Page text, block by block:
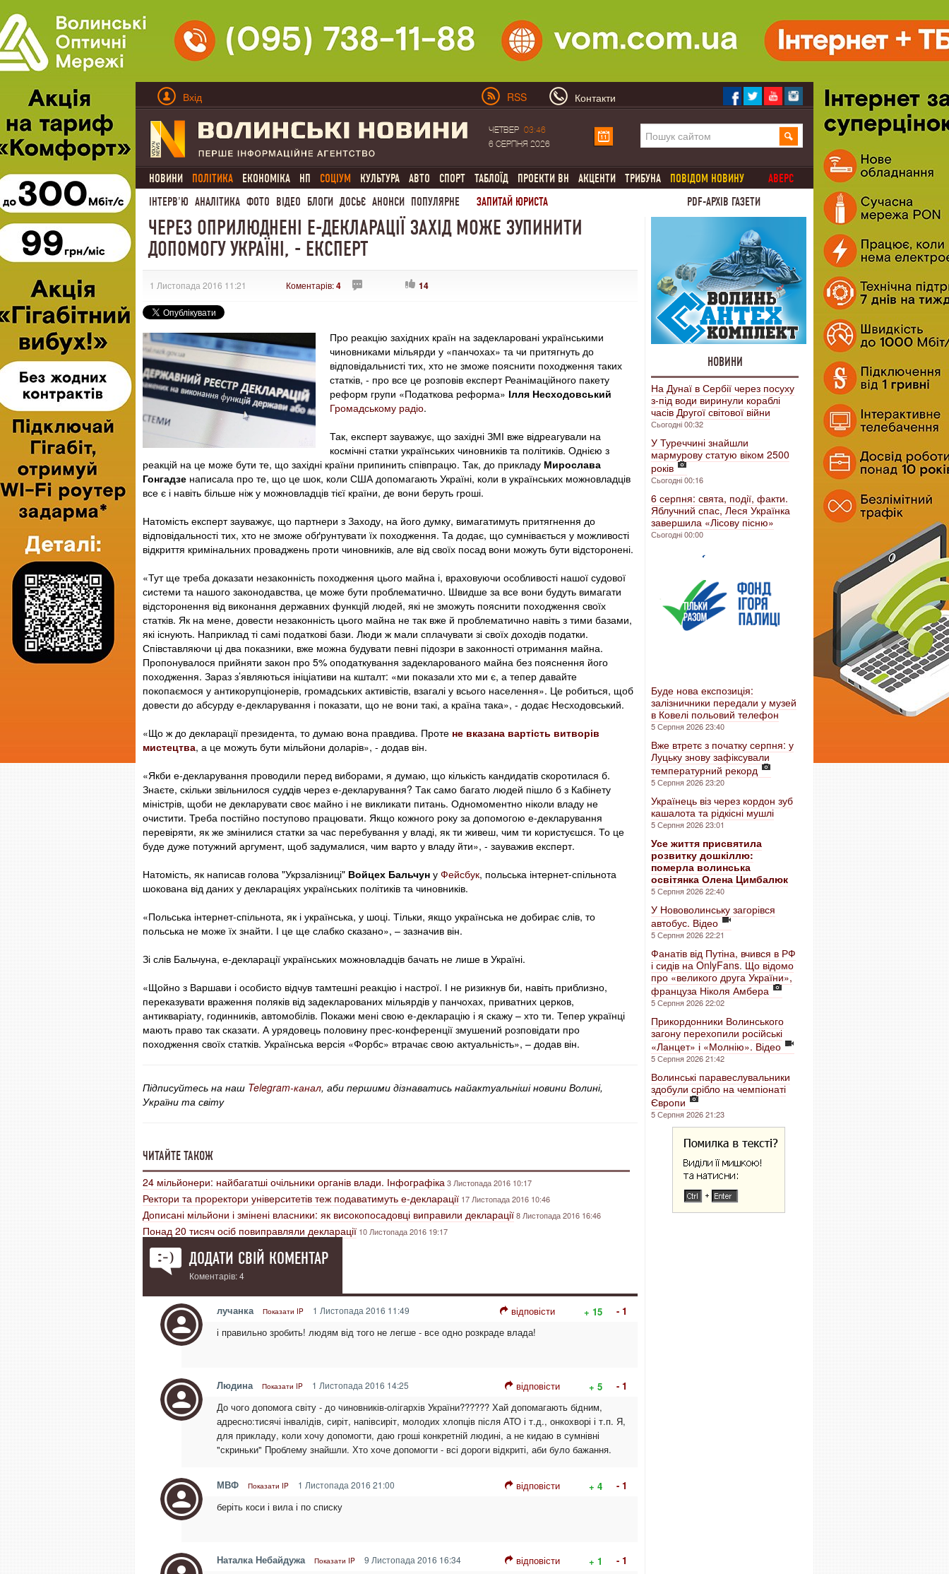
Вхід RSS Контакти
ЧЕТВЕР
03:46
6 СЕРПНЯ 2026
НОВИНИ ПОЛІТИКА ЕКОНОМІКА НП СОЦІУМ КУЛЬТУРА АВТО СПОРТ ТАБЛОЇД ПРОЕКТИ ВН АКЦЕНТИ ТРИБУНА ПОВІДОМ НОВИНУ
АВЕРС
ІНТЕРВ'Ю АНАЛІТИКА ФОТО ВІДЕО БЛОГИ ДОСЬЄ АНОНСИ ПОПУЛЯРНЕ ЗАПИТАЙ ЮРИСТА PDF-АРХІВ ГАЗЕТИ
ЧЕРЕЗ ОПРИЛЮДНЕНІ Е-ДЕКЛАРАЦІЇ ЗАХІД МОЖЕ ЗУПИНИТИ
ДОПОМОГУ УКРАЇНІ, - ЕКСПЕРТ
1 Листопада 2016 11:21 Коментарів:4 14
Про реакцію західних країн на задекларовані українськими
чиновниками мільярди у «панчохах» та чи притягнуть до
відповідальнисті тих, хто не зможе пояснити походження таких
статків, - про все це розповів експерт Реанімаційного пакету
реформ групи «Податкова реформа» Ілля Несходовський
Громадському радіо.
Так, експерт зауважує, що західні ЗМІ вже відреагували на
космічні статки українських чиновників та політиків. Однією з
реакцій на це може бути те, що західні країни припинить співпрацю. Так, до прикладу Мирослава
Гонгадзе написала про те, що це шок, коли США допомагають Україні, коли в українських можновладців
все є і навіть більше ніж у можновладців тієї країни, де вони беруть гроші.
Натомість експерт зауважує, що партнери з Заходу, на його думку, вимагатимуть притягнення до
відповідальності тих, хто не зможе обґрунтувати їх походження. Та додає, що сумнівається у можливості
відкриття кримінальних проваджень проти чиновників, але від своїх посад вони можуть бути відсторонені.
«Тут ще треба доказати незаконність походження цього майна і, враховуючи особливості нашої судової
системи та нашого законодавства, це може бути проблематично. Швидше за все вони будуть вимагати
відсторонення від виконання державних функцій людей, які не зможуть пояснити походження своїх
статків. Як на мене, довести незаконність цього майна не так вже й проблематично навіть з тими базами,
які існують. Наприклад ті самі податкові бази. Люди ж мали сплачувати зі своїх доходів податки.
Співставляючи ці два показники, вже можна будувати певні підозри в законності отримання майна.
Пропонувалося прийняти закон про 5% оподаткування задекларованого майна без пояснення його
походження. Зараз з’являються ініціативи на кшталт: «ми показали хто ми є, а тепер давайте
покопаємося у антикорупціонерів, громадських активістів, взагалі у всього населення». Це робиться, щоб
довести до абсурду е-декларування і показати, що не вони такі, а країна така», - додає Несходовський.
«Що ж до декларації президента, то думаю вона правдива. Проте не вказана вартість витворів
мистецтва, а це можуть бути мільйони доларів», - додав він.
«Якби е-декларування проводили перед виборами, я думаю, що кількість кандидатів скоротилася б.
Знаєте, скільки звільнилося суддів через е-декларування? Так само багато людей пішло б з Кабінету
міністрів, щоби не декларувати своє майно і не викликати питань. Одномоментно ніколи владу не
очистити. Треба постійно поступово працювати. Якщо кожного року за допомогою е-декларування
перевіряти, як же змінилися статки за час перебування у владі, як ти живеш, чим ти користуєшся. То це
буде дуже потужний аргумент, щоб задумалися, чим варто у владу йти», - зауважив експерт.
Натомість, як написав голова "Укрзалізниці" Войцех Бальчун у Фейсбук, польська інтернет-спільнота
шокована від даних у деклараціях українських політиків та чиновників.
«Польська інтернет-спільнота, як і українська, у шоці. Тільки, якщо українська не добирає слів, то
польська не може їх знайти. І це ще слабко сказано», – зазначив він.
Зі слів Бальчуна, е-декларації українських можновладців бачать не лише в Україні.
«Щойно з Варшави і особисто відчув тамтешні реакцію і настрої. І не ризикнув би, навіть приблизно,
переказувати враження поляків від задекларованих мільярдів у панчохах, приватних церков,
антикваріату, годинників, автомобілів. Покажи мені свою е-декларацію і я скажу – хто ти. Тепер українці
мають право так сказати. А урядовець половину прес-конференції змушений розповідати про
походження своїх статків. Українська версія «Форбс» втрачає свою актуальність», – додав він.
Підписуйтесь на наш Telegram-канал, аби першими дізнаватись найактуальніші новини Волині,
України та світу
ЧИТАЙТЕ ТАКОЖ
24 мільйонери: найбагатші очільники органів влади. Інфографіка3 Листопада 2016 10:17
Ректори та проректори університетів теж подаватимуть е-декларації 17 Листопада 2016 10:46
Дописані мільйони і змінені власники: як високопосадовці виправили декларації8 Листопада 2016 16:46
Понад 20 тисяч осіб повиправляли декларації 10 Листопада 2016 19:17
ДОДАТИ СВІЙ КОМЕНТАР
Коментарів: 4
лучанка Показати IP 1 Листопада 2016 11:49 відповісти + 15
- 1
і правильно зробить! людям від того не легше - все одно розкраде влада!
Людина Показати IP 1 Листопада 2016 14:25 відповісти + 5
- 1
До чого допомога світу - до чиновників-олігархів України?????? Хай допомагають бідним,
адресно:тисячі інвалідів, сиріт, напівсиріт, молодих хлопців після АТО і т.д., онкохворі і т.п. Я,
для прикладу, коли хочу допомогти, даю гроші конкретній людині, а не кидаю в сумнівні
"скриньки" Проблему знайшли. Хто хоче допомогти - всі дороги відкриті, аби було бажання.
МВФ Показати IP 1 Листопада 2016 21:00 відповісти + 4
- 1
беріть коси і вила і по списку
Наталка Небайдужа Показати IP 9 Листопада 2016 16:34 відповісти + 1
- 1
НОВИНИ
На Дунаї в Сербії через посуху
з-під води виринули кораблі
часів Другої світової війни
Сьогодні 00:32
У Туреччині знайшли
мармурову статую віком 2500
років
Сьогодні 00:16
6 серпня: свята, події, факти.
Яблучний спас, Леся Українка
завершила «Лісову пісню»
Сьогодні 00:00
Буде нова експозиція:
залізничники передали у музей
в Ковелі польовий телефон
5 Серпня 2026 23:40
Вже втретє з початку серпня: у
Луцьку знову зафіксували
температурний рекорд
5 Серпня 2026 23:20
Українець віз через кордон зуб
кашалота та рідкісні мушлі
5 Серпня 2026 23:01
Усе життя присвятила
розвитку дошкіллю:
померла волинська
освітянка Олена Цимбалюк
5 Серпня 2026 22:40
У Нововолинську загорівся
автобус. Відео
5 Серпня 2026 22:21
Фанатів від Путіна, вчився в РФ
і сидів на OnlyFans. Що відомо
про «великого друга України»,
француза Ніколя Амбера
5 Серпня 2026 22:02
Прикордонники Волинського
загону перехопили російські
«Ланцет» і «Молнію». Відео
5 Серпня 2026 21:42
Волинські паравеслувальники
здобули срібло на чемпіонаті
Європи
5 Серпня 2026 21:23